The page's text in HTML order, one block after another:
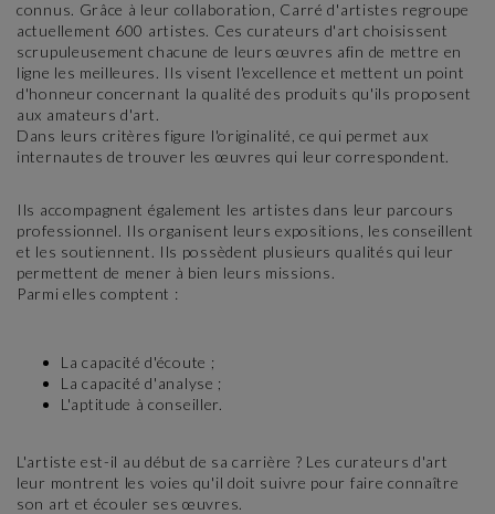
connus. Grâce à leur collaboration, Carré d'artistes regroupe
actuellement 600 artistes. Ces curateurs d'art choisissent
scrupuleusement chacune de leurs œuvres afin de mettre en
ligne les meilleures. Ils visent l'excellence et mettent un point
d'honneur concernant la qualité des produits qu'ils proposent
aux amateurs d'art.
Dans leurs critères figure l'originalité, ce qui permet aux
internautes de trouver les œuvres qui leur correspondent.
Ils accompagnent également les artistes dans leur parcours
professionnel. Ils organisent leurs expositions, les conseillent
et les soutiennent. Ils possèdent plusieurs qualités qui leur
permettent de mener à bien leurs missions.
Parmi elles comptent :
La capacité d'écoute ;
La capacité d'analyse ;
L'aptitude à conseiller.
L'artiste est-il au début de sa carrière ? Les curateurs d'art
leur montrent les voies qu'il doit suivre pour faire connaître
son art et écouler ses œuvres.